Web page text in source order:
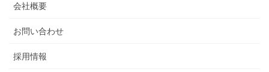
会社概要
お問い合わせ
採用情報